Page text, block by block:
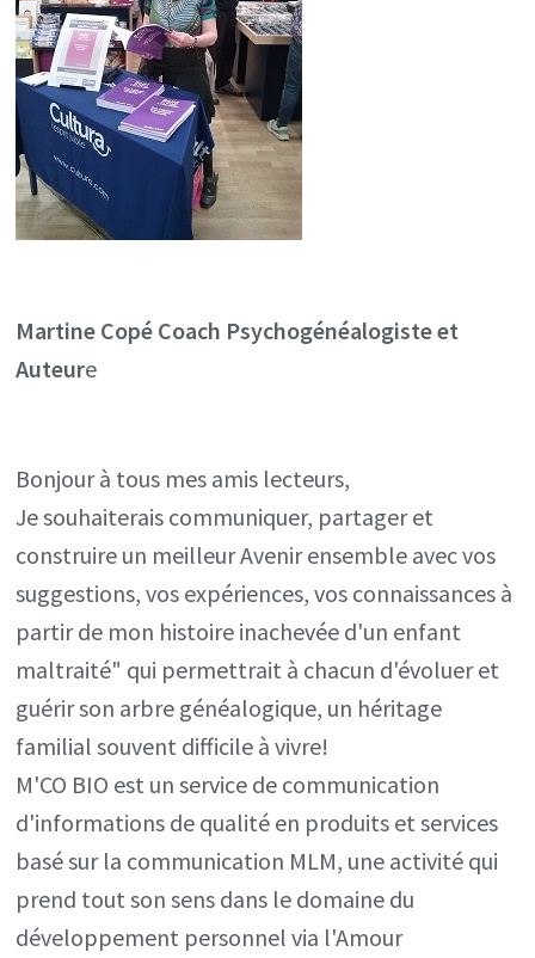
Martine Copé Coach Psychogénéalogiste et
Auteure
Bonjour à tous mes amis lecteurs,
Je souhaiterais communiquer, partager et
construire un meilleur Avenir ensemble avec vos
suggestions, vos expériences, vos connaissances à
partir de mon histoire inachevée d'un enfant
maltraité" qui permettrait à chacun d'évoluer et
guérir son arbre généalogique, un héritage
familial souvent difficile à vivre!
M'CO BIO est un service de communication
d'informations de qualité en produits et services
basé sur la communication MLM, une activité qui
prend tout son sens dans le domaine du
développement personnel via l'Amour